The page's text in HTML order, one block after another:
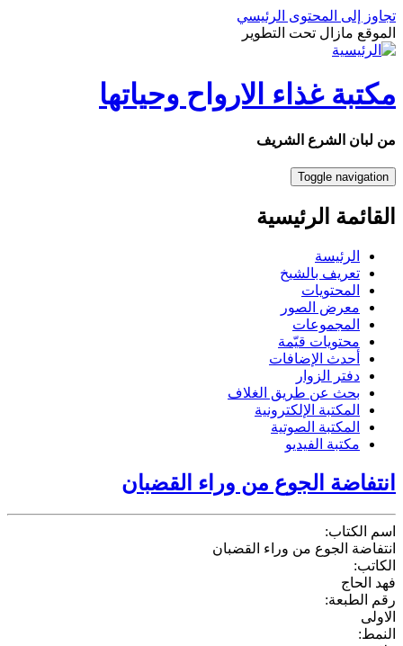
تجاوز إلى المحتوى الرئيسي
الموقع مازال تحت التطوير
مكتبة غذاء الارواح وحياتها
من لبان الشرع الشريف
Toggle navigation
القائمة الرئيسية
الرئيسة
تعريف بالشيخ
المحتويات
معرض الصور
المجموعات
محتويات قيّمة
أحدث الإضافات
دفتر الزوار
بحث عن طريق الغلاف
المكتبة الإلكترونية
المكتبة الصوتية
مكتبة الفيديو
انتفاضة الجوع من وراء القضبان
اسم الكتاب:
انتفاضة الجوع من وراء القضبان
الكاتب:
فهد الحاج
رقم الطبعة:
الاولى
النمط: